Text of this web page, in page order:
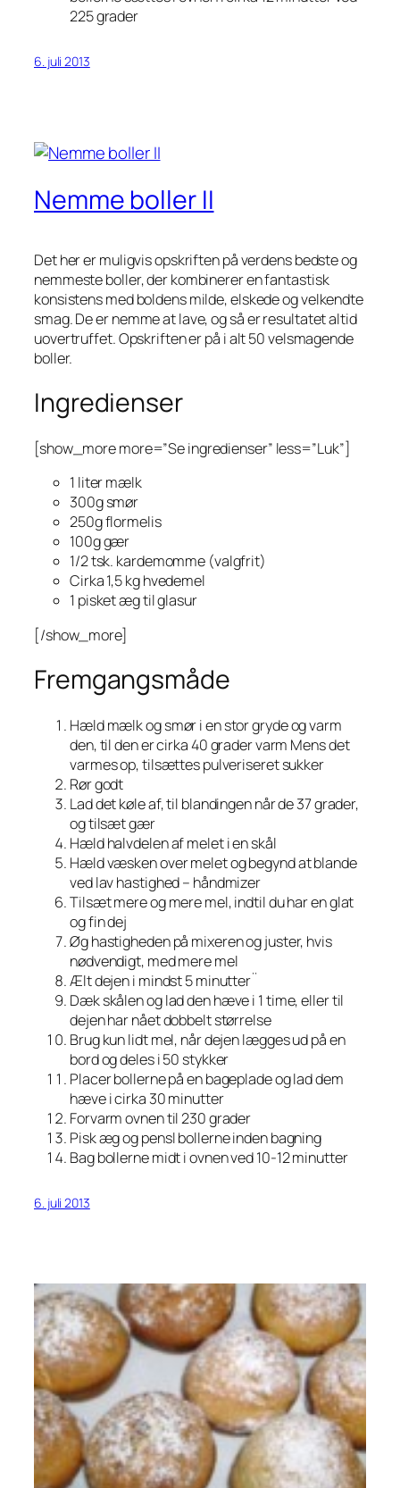
225 grader
6. juli 2013
Nemme boller II
Det her er muligvis opskriften på verdens bedste og
nemmeste boller, der kombinerer en fantastisk
konsistens med boldens milde, elskede og velkendte
smag. De er nemme at lave, og så er resultatet altid
uovertruffet. Opskriften er på i alt 50 velsmagende
boller.
Ingredienser
[show_more more=”Se ingredienser” less=”Luk”]
1 liter mælk
300g smør
250g flormelis
100g gær
1/2 tsk. kardemomme (valgfrit)
Cirka 1,5 kg hvedemel
1 pisket æg til glasur
[/show_more]
Fremgangsmåde
Hæld mælk og smør i en stor gryde og varm
den, til den er cirka 40 grader varm Mens det
varmes op, tilsættes pulveriseret sukker
Rør godt
Lad det køle af, til blandingen når de 37 grader,
og tilsæt gær
Hæld halvdelen af melet i en skål
Hæld væsken over melet og begynd at blande
ved lav hastighed – håndmizer
Tilsæt mere og mere mel, indtil du har en glat
og fin dej
Øg hastigheden på mixeren og juster, hvis
nødvendigt, med mere mel
Ælt dejen i mindst 5 minutter¨
Dæk skålen og lad den hæve i 1 time, eller til
dejen har nået dobbelt størrelse
Brug kun lidt mel, når dejen lægges ud på en
bord og deles i 50 stykker
Placer bollerne på en bageplade og lad dem
hæve i cirka 30 minutter
Forvarm ovnen til 230 grader
Pisk æg og pensl bollerne inden bagning
Bag bollerne midt i ovnen ved 10-12 minutter
6. juli 2013